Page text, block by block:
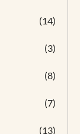
(14)
(3)
(8)
(7)
(13)